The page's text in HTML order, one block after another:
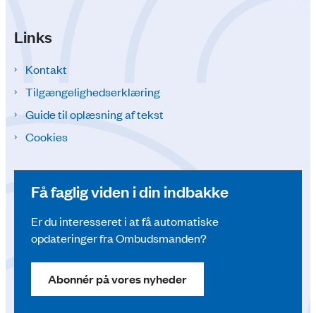
Links
Kontakt
Tilgængelighedserklæring
Guide til oplæsning af tekst
Cookies
Få faglig viden i din indbakke
Er du interesseret i at få automatiske
opdateringer fra Ombudsmanden?
Abonnér på vores nyheder